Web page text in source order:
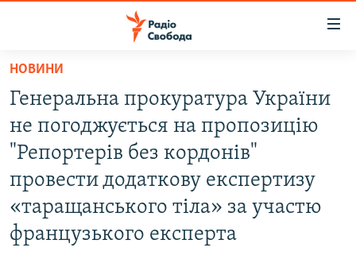
Перейти
основного
матеріалу
Перейти
основної
навігації
Перейти
до
ВСЕ ЗА ДОБУ
СТАТТІ
СУСПІЛЬСТВО
РОСІЙСЬКА «ФІЛЬТРАЦІЯ»
ДОНБАС.РЕАЛІЇ
НОВИНИ
Генеральна прокуратура України
не погоджується на пропозицію
"Репортерів без кордонів"
провести додаткову експертизу
«таращанського тіла» за участю
французького експерта